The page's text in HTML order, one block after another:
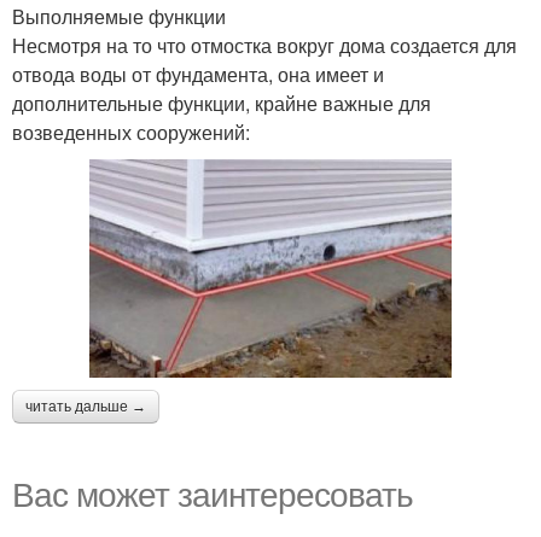
Выполняемые функции
Несмотря на то что отмостка вокруг дома создается для
отвода воды от фундамента, она имеет и
дополнительные функции, крайне важные для
возведенных сооружений:
читать дальше →
Вас может заинтересовать